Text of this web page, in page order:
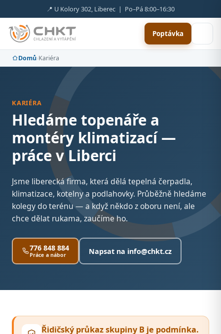
📍 U Kolory 302, Liberec | Po–Pá 8:00–16:30
Poptávka
Domů›Kariéra
KARIÉRA
Hledáme topenáře a
montéry klimatizací —
práce v Liberci
Jsme liberecká firma, která dělá tepelná čerpadla,
klimatizace, kotelny a podlahovky. Průběžně hledáme
kolegy do terénu — a když někdo z oboru není, ale
chce dělat rukama, zaučíme ho.
776 848 884
Práce a nábor Napsat na info@chkt.cz
Řidičský průkaz skupiny B je podmínka.